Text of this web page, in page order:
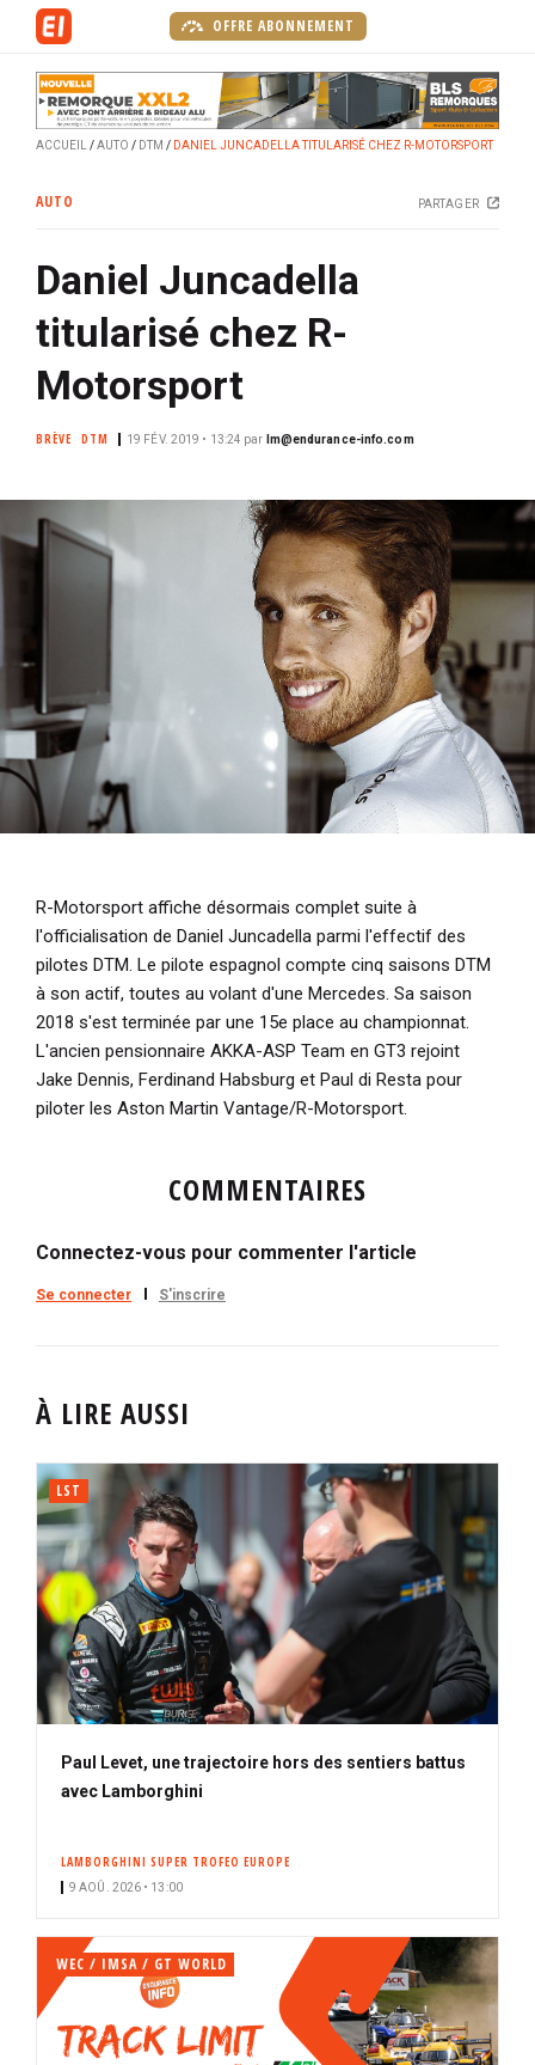
n
OFFRE ABONNEMENT
ACCUEIL AUTO DTM DANIEL JUNCADELLA TITULARISÉ CHEZ R-MOTORSPORT
AUTO PARTAGER
Daniel Juncadella
titularisé chez R-
Motorsport
BRÈVE DTM 19 FÉV. 2019 • 13:24 par lm@endurance-info.com
R-Motorsport affiche désormais complet suite à
l'officialisation de Daniel Juncadella parmi l'effectif des
pilotes DTM. Le pilote espagnol compte cinq saisons DTM
à son actif, toutes au volant d'une Mercedes. Sa saison
2018 s'est terminée par une 15e place au championnat.
L'ancien pensionnaire AKKA-ASP Team en GT3 rejoint
Jake Dennis, Ferdinand Habsburg et Paul di Resta pour
piloter les Aston Martin Vantage/R-Motorsport.
COMMENTAIRES
Connectez-vous pour commenter l'article
Se connecter S'inscrire
À LIRE AUSSI
LST
Paul Levet, une trajectoire hors des sentiers battus
avec Lamborghini
LAMBORGHINI SUPER TROFEO EUROPE
9 AOÛ. 2026 • 13:00
WEC / IMSA / GT WORLD